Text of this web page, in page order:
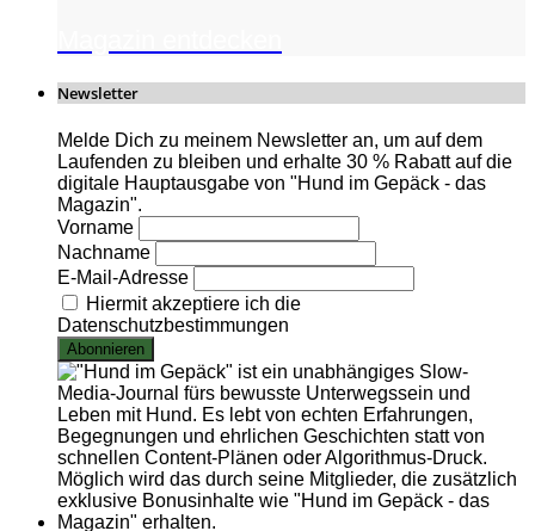
Newsletter
Melde Dich zu meinem Newsletter an, um auf dem
Laufenden zu bleiben und erhalte 30 % Rabatt auf die
digitale Hauptausgabe von "Hund im Gepäck - das
Magazin".
Vorname
Nachname
E-Mail-Adresse
Hiermit akzeptiere ich die
Datenschutzbestimmungen